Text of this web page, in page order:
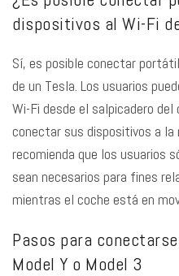
dispositivos al Wi-Fi
Sí, es posible conectar
de un Tesla. Los usuarios
Wi-Fi desde el salpicadero
conectar sus dispositivos a la
recomienda que los usuarios
sean necesarios para fines
mientras el coche está en
Pasos para
Model Y o Model 3